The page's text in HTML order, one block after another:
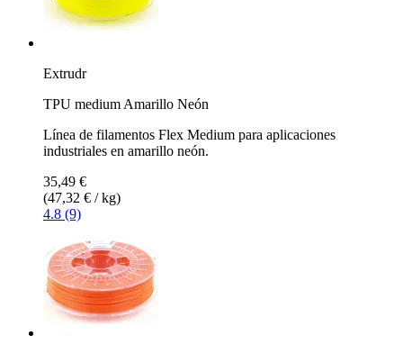
Extrudr
TPU medium Amarillo Neón
Línea de filamentos Flex Medium para aplicaciones
industriales en amarillo neón.
35,49 €
(47,32 € / kg)
4.8 (9)